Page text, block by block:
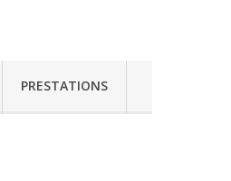
PRESTATIONS